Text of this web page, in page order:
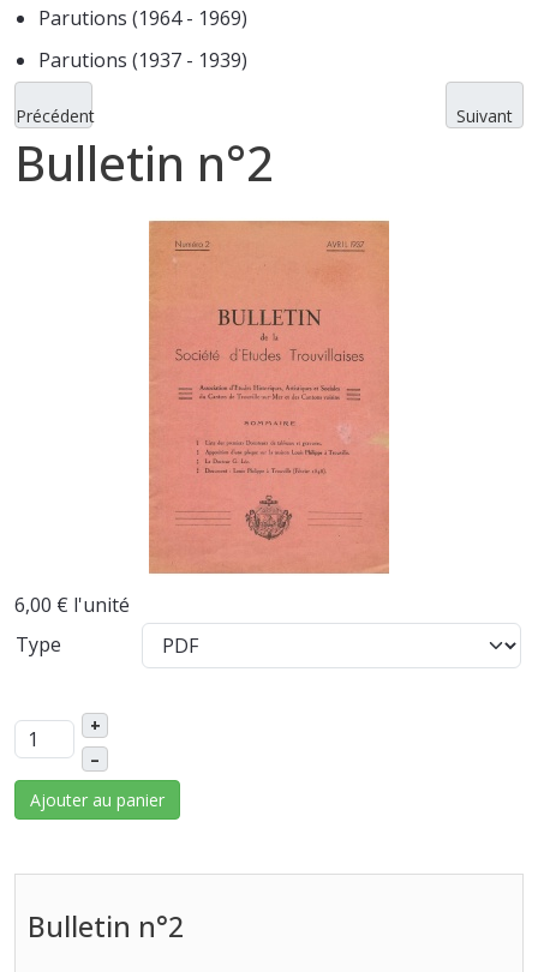
Parutions (1964 - 1969)
Parutions (1937 - 1939)
Précédent Suivant
Bulletin n°2
6,00 € l'unité
Type
+
–
Ajouter au panier
Bulletin n°2